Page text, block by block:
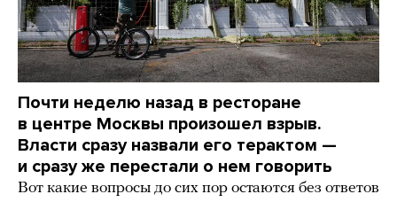
Почти неделю назад в ресторане
в центре Москвы произошел взрыв.
Власти сразу назвали его терактом —
и сразу же перестали о нем говорить
Вот какие вопросы до сих пор остаются без ответов